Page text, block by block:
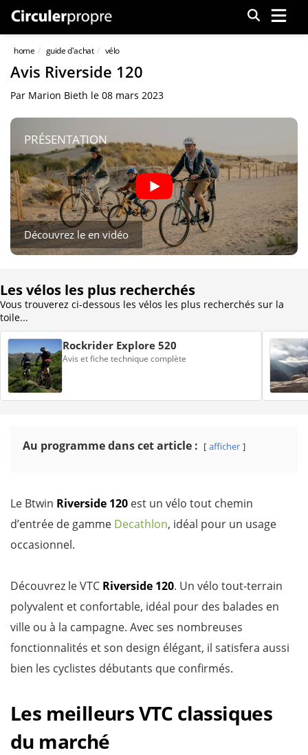
Menu
home guide d'achat vélo
Avis Riverside 120
Par Marion Bieth le 08 mars 2023
PRÉSENTATION
Découvrez le en vidéo
Les vélos les plus recherchés
Vous trouverez ci-dessous les vélos les plus recherchés sur la
toile...
Rockrider Explore 520
Avis et fiche technique complète
Au programme dans cet article : afficher
Le Btwin Riverside 120 est un vélo tout chemin
d’entrée de gamme Decathlon, idéal pour un usage
occasionnel.
Découvrez le VTC Riverside 120. Un vélo tout-terrain
polyvalent et confortable, idéal pour des balades en
ville ou à la campagne. Avec ses nombreuses
fonctionnalités et son design élégant, il satisfera aussi
bien les cyclistes débutants que confirmés.
Les meilleurs VTC classiques
du marché